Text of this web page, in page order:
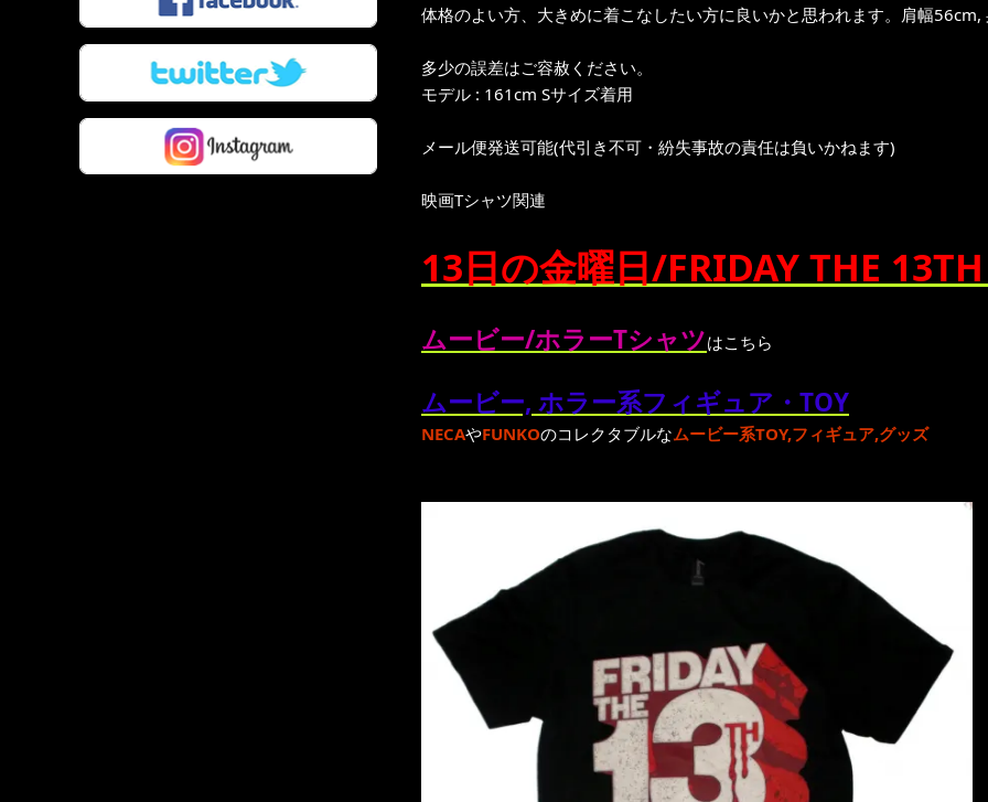
体格のよい方、大きめに着こなしたい方に良いかと思われます。肩幅
多少の誤差はご容赦ください。
モデル : 161cm Sサイズ着用
メール便発送可能(代引き不可・紛失事故の責任は負いかねます)
映画Tシャツ関連
13日の金曜日/FRIDAY THE 13TH
ムービー/ホラーTシャツはこちら
ムービー, ホラー系フィギュア・TOY
NECAやFUNKOのコレクタブルなムービー系TOY,フィギュア,グッズ